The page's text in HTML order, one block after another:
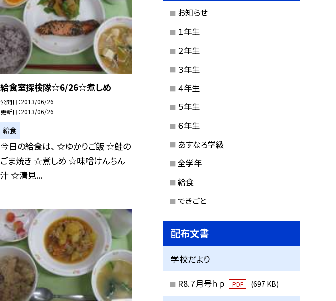
給食室探検隊☆6/26☆煮しめ
公開日 2013/06/26
更新日 2013/06/26
給食
今日の給食は、 ☆ゆかりご飯 ☆鮭の
ごま焼き ☆煮しめ ☆味噌けんちん
汁 ☆清見...
お知らせ
１年生
２年生
３年生
４年生
５年生
６年生
あすなろ学級
全学年
給食
できごと
配布文書
学校だより
R8.７月号ｈｐ PDF (697 KB)